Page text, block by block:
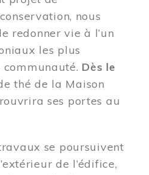
nous
redonner vie à l’un
les plus
Dès le
thé de la Maison
ses portes au
se poursuivent
de l’édifice,